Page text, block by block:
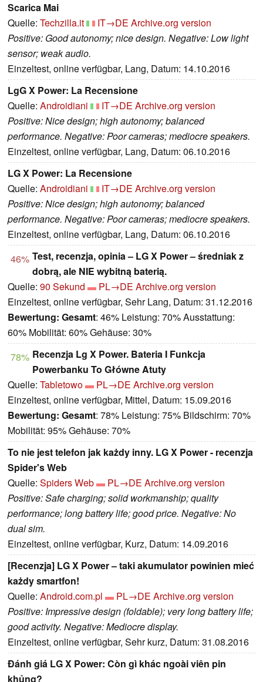
Scarica Mai
Quelle: Techzilla.it IT→DE Archive.org version
Positive: Good autonomy; nice design. Negative: Low light
sensor; weak audio.
Einzeltest, online verfügbar, Lang, Datum: 14.10.2016
LgG X Power: La Recensione
Quelle: Androidiani IT→DE Archive.org version
Positive: Nice design; high autonomy; balanced
performance. Negative: Poor cameras; mediocre speakers.
Einzeltest, online verfügbar, Lang, Datum: 06.10.2016
LG X Power: La Recensione
Quelle: Androidiani IT→DE Archive.org version
Positive: Nice design; high autonomy; balanced
performance. Negative: Poor cameras; mediocre speakers.
Einzeltest, online verfügbar, Lang, Datum: 06.10.2016
46% Test, recenzja, opinia – LG X Power – średniak z
dobrą, ale NIE wybitną baterią.
Quelle: 90 Sekund PL→DE Archive.org version
Einzeltest, online verfügbar, Sehr Lang, Datum: 31.12.2016
Bewertung: Gesamt: 46% Leistung: 70% Ausstattung:
60% Mobilität: 60% Gehäuse: 30%
78% Recenzja Lg X Power. Bateria I Funkcja
Powerbanku To Główne Atuty
Quelle: Tabletowo PL→DE Archive.org version
Einzeltest, online verfügbar, Mittel, Datum: 15.09.2016
Bewertung: Gesamt: 78% Leistung: 75% Bildschirm: 70%
Mobilität: 95% Gehäuse: 70%
To nie jest telefon jak każdy inny. LG X Power - recenzja
Spider's Web
Quelle: Spiders Web PL→DE Archive.org version
Positive: Safe charging; solid workmanship; quality
performance; long battery life; good price. Negative: No
dual sim.
Einzeltest, online verfügbar, Kurz, Datum: 14.09.2016
[Recenzja] LG X Power – taki akumulator powinien mieć
każdy smartfon!
Quelle: Android.com.pl PL→DE Archive.org version
Positive: Impressive design (foldable); very long battery life;
good activity. Negative: Mediocre display.
Einzeltest, online verfügbar, Sehr kurz, Datum: 31.08.2016
Đánh giá LG X Power: Còn gì khác ngoài viên pin
khủng?